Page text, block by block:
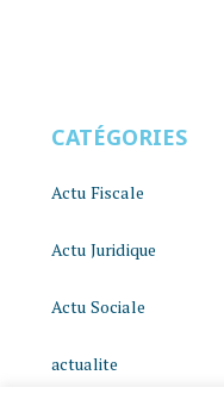
CATÉGORIES
Actu Fiscale
Actu Juridique
Actu Sociale
actualite